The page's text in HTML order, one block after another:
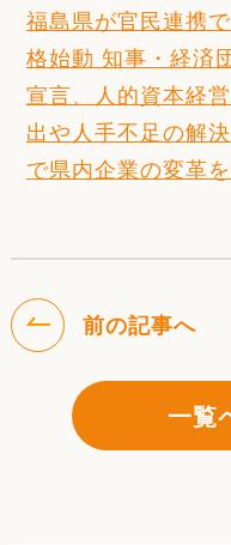
福島県が官民連携
格始動 知事・経済
宣言、人的資本経
出や人手不足の解
で県内企業の変革
前の記事へ
一覧